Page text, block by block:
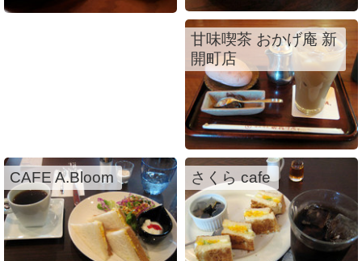
甘味喫茶 おかげ庵 新
開町店
CAFE A.Bloom さくら cafe